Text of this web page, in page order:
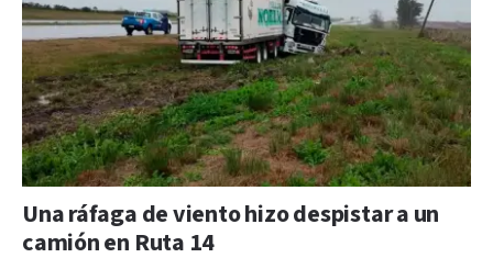
Una ráfaga de viento hizo despistar a un
camión en Ruta 14